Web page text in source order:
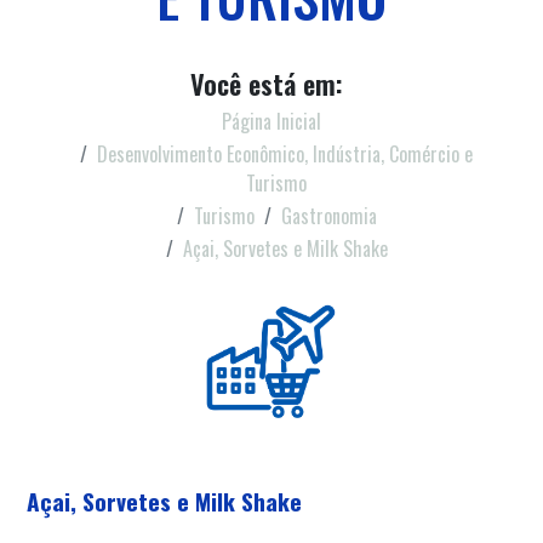
Você está em:
Página Inicial
Desenvolvimento Econômico, Indústria, Comércio e
Turismo
Turismo
Gastronomia
Açai, Sorvetes e Milk Shake
Açai, Sorvetes e Milk Shake